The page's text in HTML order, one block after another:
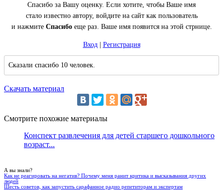
Спасибо за Вашу оценку. Если хотите, чтобы Ваше имя
стало известно автору, войдите на сайт как пользователь
и нажмите Спасибоеще раз. Ваше имя появится на этой стрнице.
Вход| Регистрация
Сказали спасибо 10 человек.
Скачать материал
Смотрите похожие материалы
Конспект развлечения для детей старшего дошкольного
возраст...
А вы знали?
Как не реагировать на негатив? Почему меня ранит критика и высказывания других
людей
Шесть советов, как запустить сарафанное радио репетиторам и экспертам